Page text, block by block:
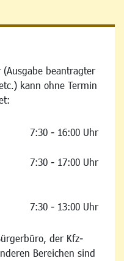
beantragter
kann ohne Termin
7:30 - 16:00 Uhr
7:30 - 17:00 Uhr
7:30 - 13:00 Uhr
der Kfz-
Bereichen sind